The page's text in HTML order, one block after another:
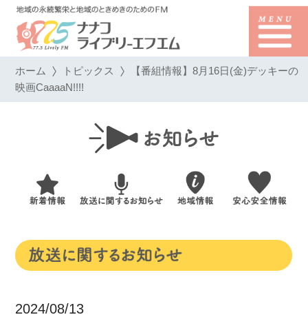
ホーム トピックス 【番組情報】8月16日(金)デッキーの
映画CaaaaN!!!!
2024/08/13